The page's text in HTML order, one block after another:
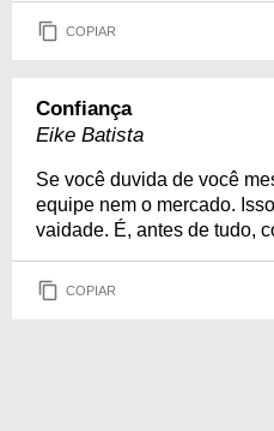
COPIAR
Confiança
Eike Batista
Se você duvida de você
equipe nem o mercado.
vaidade. É, antes de tudo,
COPIAR